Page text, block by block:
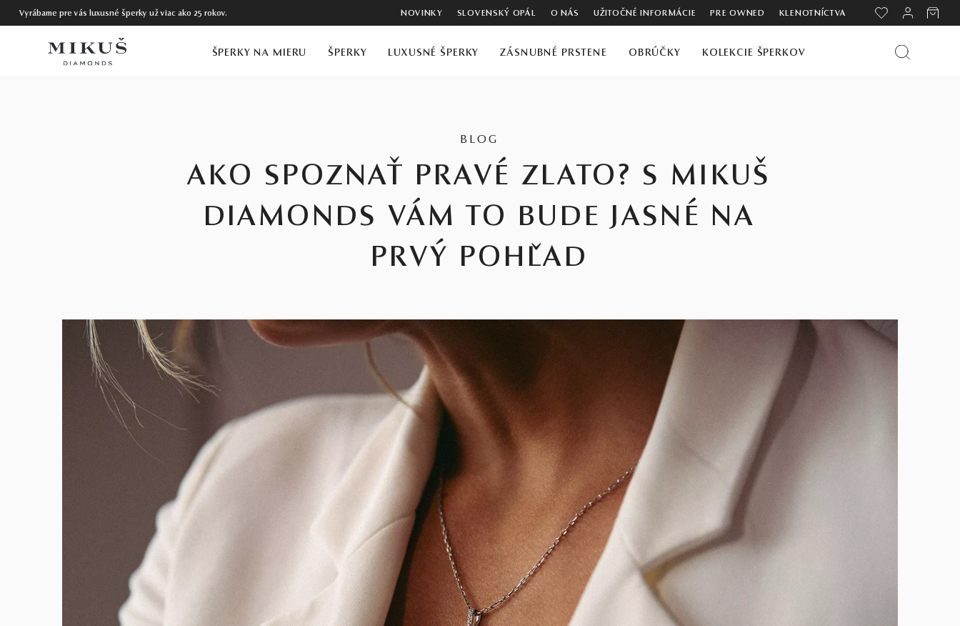
Vyrábame pre vás luxusné šperky už viac ako 25 rokov. NOVINKY SLOVENSKÝ OPÁL O NÁS UŽITOČNÉ INFORMÁCIE PRE OWNED KLENOTNÍCTVA
ŠPERKY NA MIERU ŠPERKY LUXUSNÉ ŠPERKY ZÁSNUBNÉ PRSTENE OBRÚČKY KOLEKCIE ŠPERKOV
BLOG
AKO SPOZNAŤ PRAVÉ ZLATO? S MIKUŠ
DIAMONDS VÁM TO BUDE JASNÉ NA
PRVÝ POHĽAD